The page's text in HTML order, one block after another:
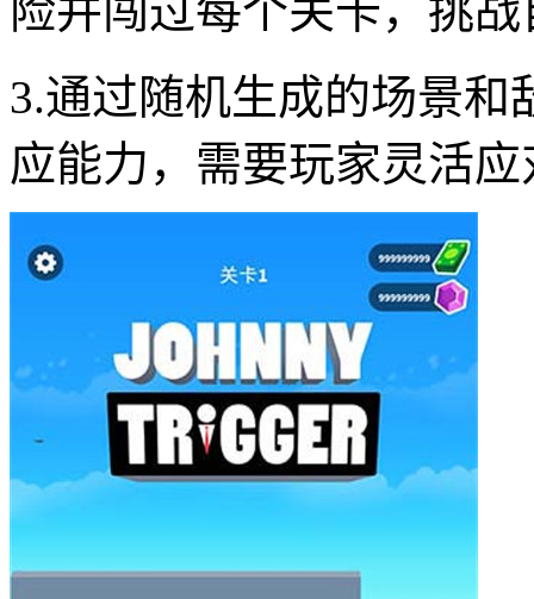
险并闯过每个关卡，挑
3.通过随机生成的场景
应能力，需要玩家灵活